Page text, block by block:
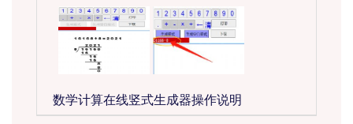
数学计算在线竖式生成器操作说明